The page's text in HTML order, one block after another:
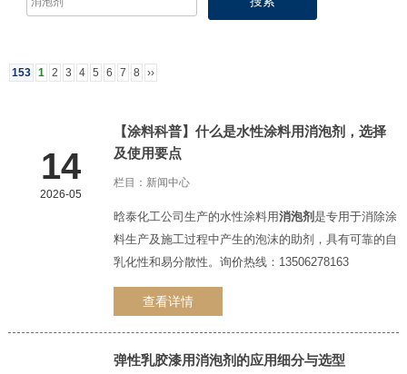
153 1 2 3 4 5 6 7 8 ››
14
2026-05
【涂料科普】什么是水性涂料用消泡剂 ，选择
及使用要点
栏目： 新闻中心
晗泰化工公司生产的水性涂料用消泡剂 是专用于消除涂
料生产及施工过程中产生的泡沫的助剂，具有可靠的自
乳化性和易分散性。询价热线：13506278163
查看详情
弹性乳胶漆用消泡剂 的应用细分与选型